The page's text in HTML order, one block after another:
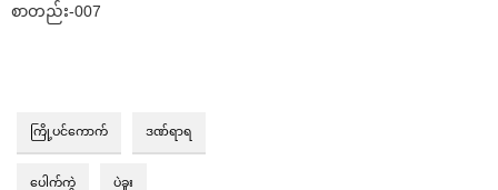
စာတည်း-007
ကြို့ပင်ကောက် ဒဏ်ရာရ
ပေါက်ကွဲ ပဲခူး